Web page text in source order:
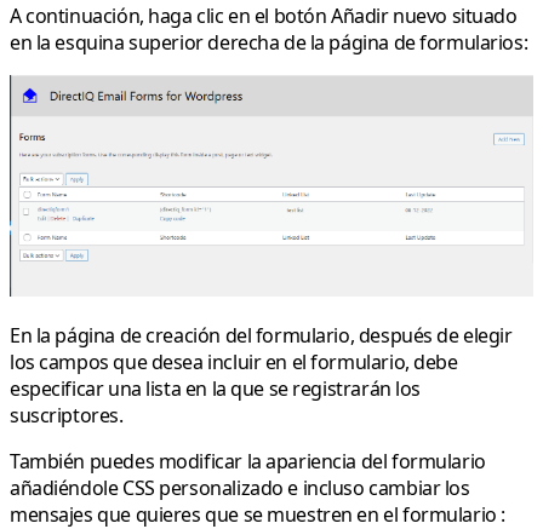
A continuación, haga clic en el botón Añadir nuevo situado
en la esquina superior derecha de la página de formularios:
En la página de creación del formulario, después de elegir
los campos que desea incluir en el formulario, debe
especificar una lista en la que se registrarán los
suscriptores.
También puedes modificar la apariencia del formulario
añadiéndole CSS personalizado e incluso cambiar los
mensajes que quieres que se muestren en el formulario :